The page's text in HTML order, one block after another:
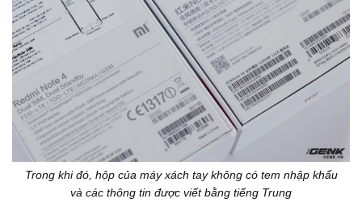
Trong khi đó, hộp của máy xách tay không có tem nhập khẩu
và các thông tin được viết bằng tiếng Trung